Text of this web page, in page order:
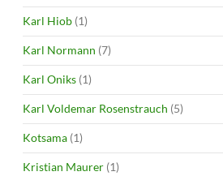
Karl Hiob (1)
Karl Normann (7)
Karl Oniks (1)
Karl Voldemar Rosenstrauch (5)
Kotsama (1)
Kristian Maurer (1)